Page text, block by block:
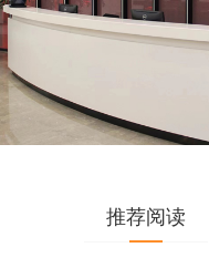
推荐阅读